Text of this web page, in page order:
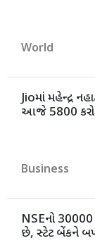
World
Jioમાં મહેન્દ્ર
આજે 5800
Business
NSEનો 30000
છે, સ્ટેટ બેંકને